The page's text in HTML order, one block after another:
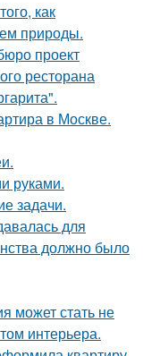
как
природы.
проект
ресторана
в Москве.
руками.
задачи.
для
должно было
может стать не
интерьера.